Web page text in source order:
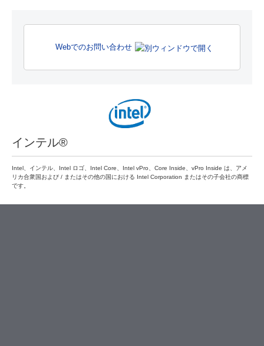
Webでのお問い合わせ
インテル®
Intel、インテル、Intel ロゴ、Intel Core、Intel vPro、Core Inside、vPro Inside は、アメ
リカ合衆国および / またはその他の国における Intel Corporation またはその子会社の商標
です。